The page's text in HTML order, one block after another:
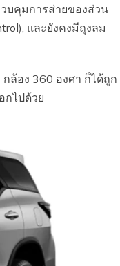
วบคุมการส่ายของส่วน
และยังคงมีถุงลม
ล้อง 360 องศา ก็ได้ถูก
กไปด้วย